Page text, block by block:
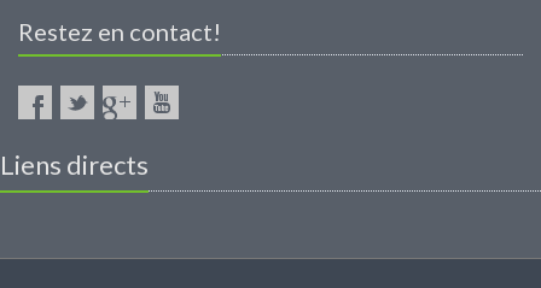
Restez en contact!
Liens directs